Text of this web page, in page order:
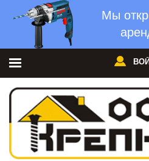
Мы